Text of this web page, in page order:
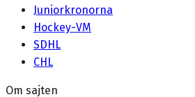
Juniorkronorna
Hockey-VM
SDHL
CHL
Om sajten